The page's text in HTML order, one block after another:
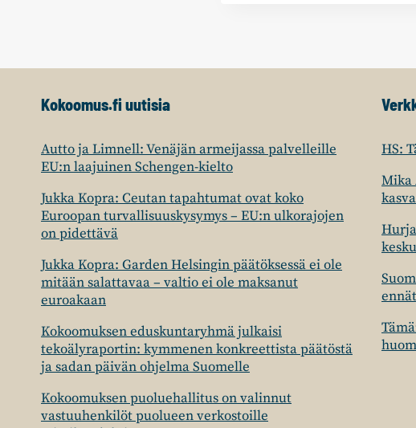
Kokoomus.fi uutisia
Autto ja Limnell: Venäjän armeijassa palvelleille
EU:n laajuinen Schengen-kielto
Jukka Kopra: Ceutan tapahtumat ovat koko
Euroopan turvallisuuskysymys – EU:n ulkorajojen
on pidettävä
Jukka Kopra: Garden Helsingin päätöksessä ei ole
mitään salattavaa – valtio ei ole maksanut
euroakaan
Kokoomuksen eduskuntaryhmä julkaisi
tekoälyraportin: kymmenen konkreettista päätöstä
ja sadan päivän ohjelma Suomelle
Kokoomuksen puoluehallitus on valinnut
vastuuhenkilöt puolueen verkostoille
HS:
Mika